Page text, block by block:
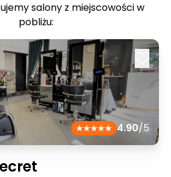
salony z miejscowości w
pobliżu:
4.90/5